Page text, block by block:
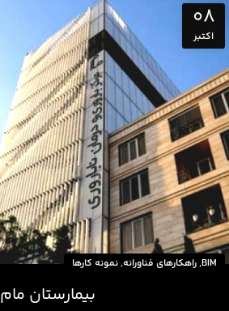
08
اکتبر
BIM
, راهکارهای فناورانه, نمونه کارها
بیمارستان مام